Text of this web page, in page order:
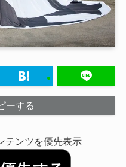
ーする
テンツを優先表示